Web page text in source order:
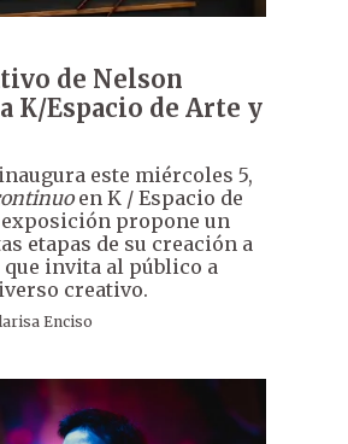
de Nelson
K/Espacio de Arte y
este miércoles 5,
en K / Espacio de
exposición propone un
etapas de su creación a
invita al público a
creativo.
Enciso